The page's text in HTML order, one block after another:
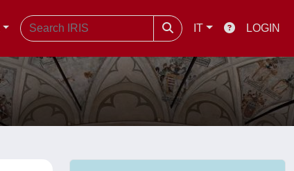
IT LOGIN